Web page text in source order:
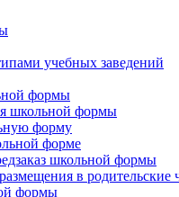
учебных заведений
формы
школьной формы
форму
форме
школьной формы
в родительские
формы